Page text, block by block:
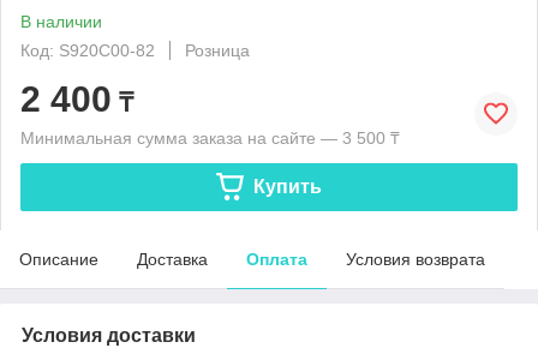
В наличии
Код: S920C00-82
Розница
2 400 ₸
Минимальная сумма заказа на сайте — 3 500 ₸
Купить
Описание Доставка Оплата Условия возврата
Условия доставки